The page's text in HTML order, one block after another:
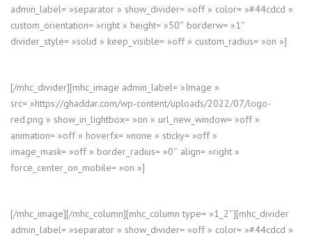
admin_label= »separator » show_divider= »off » color= »#44cdcd »
custom_orientation= »right » height= »50″ borderw= »1″
divider_style= »solid » keep_visible= »off » custom_radius= »on »]
[/mhc_divider][mhc_image admin_label= »Image »
src= »https://ghaddar.com/wp-content/uploads/2022/07/logo-
red.png » show_in_lightbox= »on » url_new_window= »off »
animation= »off » hoverfx= »none » sticky= »off »
image_mask= »off » border_radius= »0″ align= »right »
force_center_on_mobile= »on »]
[/mhc_image][/mhc_column][mhc_column type= »1_2″][mhc_divider
admin_label= »separator » show_divider= »off » color= »#44cdcd »